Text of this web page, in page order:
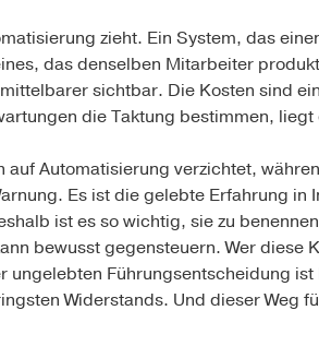
zieht. Ein System, das
das denselben Mitarbeiter
sichtbar. Die Kosten sind
die Taktung bestimmen,
Automatisierung verzichtet,
Es ist die gelebte Erfahrung in
ist es so wichtig, sie zu
bewusst gegensteuern. Wer diese
Führungsentscheidung
Widerstands. Und dieser Weg